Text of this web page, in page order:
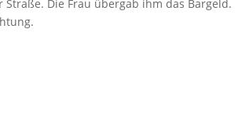
Die Frau übergab ihm das Bargeld.